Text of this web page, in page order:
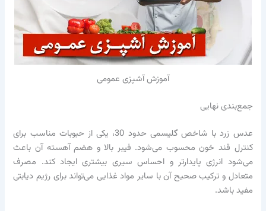
آموزش آشپزی عمومی
جمع‌بندی نهایی
عدس زرد با شاخص گلیسمی حدود 30، یکی از حبوبات مناسب برای
کنترل قند خون محسوب می‌شود. فیبر بالا و هضم آهسته آن باعث
می‌شود انرژی پایدارتر و احساس سیری بیشتری ایجاد کند. مصرف
متعادل و ترکیب صحیح آن با سایر مواد غذایی می‌تواند برای رژیم دیابتی
مفید باشد.